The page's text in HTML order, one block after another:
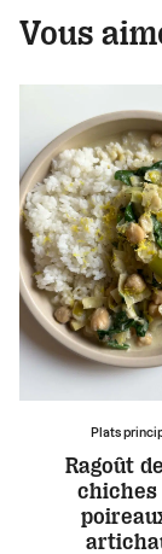
Vous
Plats
Ragoût
chiches